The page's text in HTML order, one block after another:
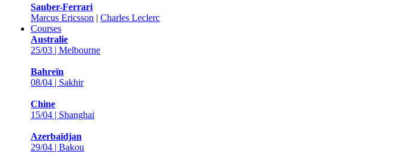
Sauber-Ferrari
Marcus Ericsson | Charles Leclerc
Courses
Australie
25/03 | Melbourne
Bahreïn
08/04 | Sakhir
Chine
15/04 | Shanghai
Azerbaïdjan
29/04 | Bakou